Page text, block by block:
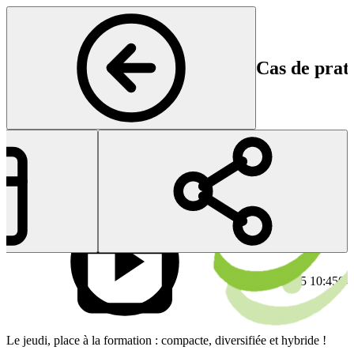
Cas de
Début
04 Sep 2025 10:4504
Le jeudi, place à la formation : compacte, diversifiée et hybride !